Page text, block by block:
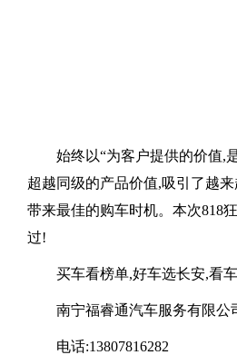
始终以“为客户提供的价值,
超越同级的产品价值,吸引了越
带来最佳的购车时机。本次818
过!
买车看榜单,好车选长安,看
南宁福睿通汽车服务有限公
电话:13807816282